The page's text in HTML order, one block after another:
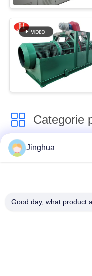
Categorie
Attrezzatura di
elaborazione
macchina per la
Jinghua
Good day, what product